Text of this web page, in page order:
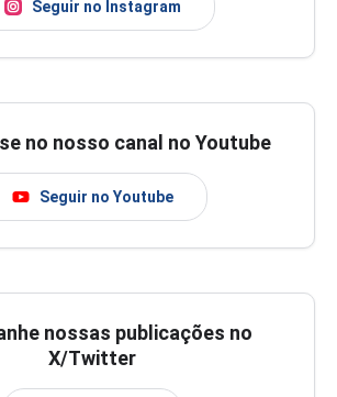
Seguir no Instagram
no nosso canal no Youtube
Seguir no Youtube
nossas publicações no
X/Twitter